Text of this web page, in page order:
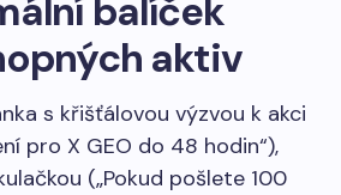
balíček
aktiv
s křišťálovou výzvou k akci
pro X GEO do 48 hodin“),
(„Pokud pošlete 100